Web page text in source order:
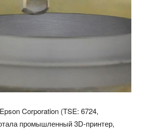
Corporation (TSE: 6724,
промышленный 3D-принтер,